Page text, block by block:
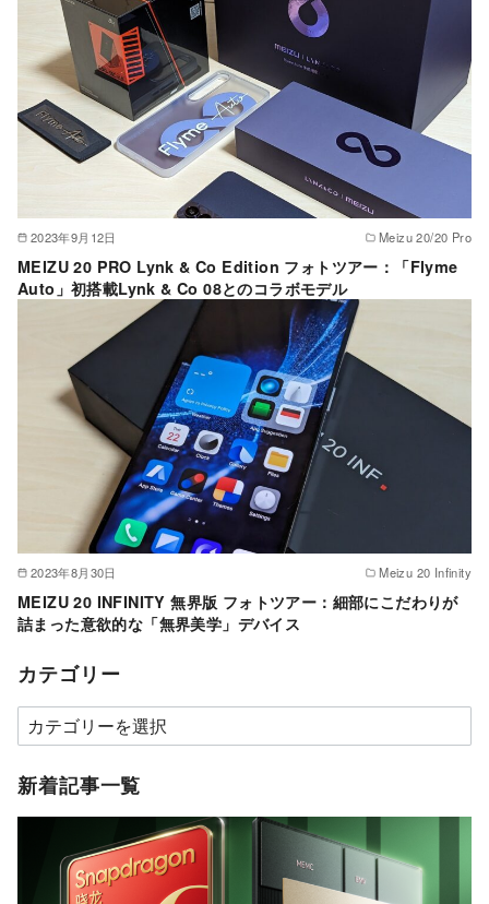
2023年9月12日 Meizu 20/20 Pro
MEIZU 20 PRO Lynk & Co Edition フォトツアー：「Flyme
Auto」初搭載Lynk & Co 08とのコラボモデル
2023年8月30日 Meizu 20 Infinity
MEIZU 20 INFINITY 無界版 フォトツアー：細部にこだわりが
詰まった意欲的な「無界美学」デバイス
カテゴリー
カ
テ
ゴ
新着記事一覧